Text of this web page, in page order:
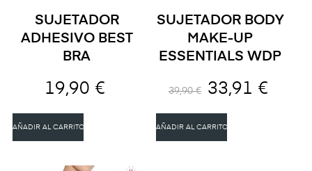
SUJETADOR
ADHESIVO BEST
BRA
19,90 €
AÑADIR AL CARRITO
SUJETADOR BODY
MAKE-UP
ESSENTIALS WDP
39,90 € 33,91 €
AÑADIR AL CARRITO